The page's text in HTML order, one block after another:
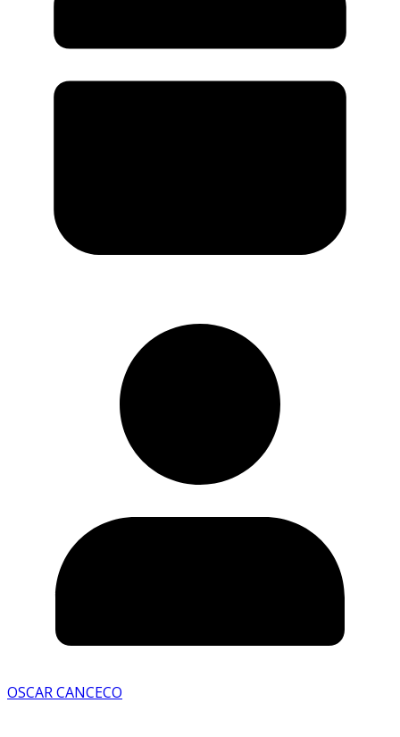
OSCAR CANCECO